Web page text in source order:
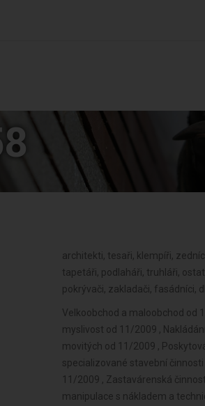
architekti, tesaři, klempíři,
tapetáři, podlaháři, truhláři,
pokrývači, zakladači, fasádníci,
Velkoobchod a maloobchod od
myslivost od 11/2009 ,
movitých od 11/2009 ,
specializované stavební
11/2009 , Zastavárenská
manipulace s nákladem a